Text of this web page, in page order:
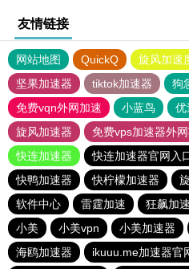
友情链接
网站地图 QuickQ 旋风加速
坚果加速器
tiktok加速器
狗
免费vqn外网加速
小蓝鸟 优
旋风加速器
免费vps加速器外
快连加速器
快连加速器官网入
快鸭加速器
快柠檬加速器
软件中心
雷霆加速 狂飙加
小美
小美vpn 小美加速器
海鸥加速器
ikuuu.me加速器官